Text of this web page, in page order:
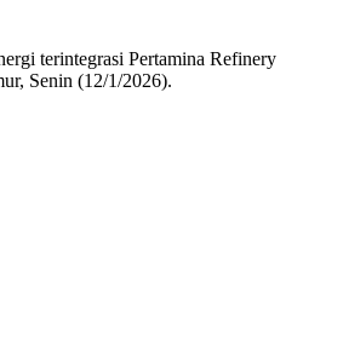
terintegrasi Pertamina Refinery
Senin (12/1/2026).